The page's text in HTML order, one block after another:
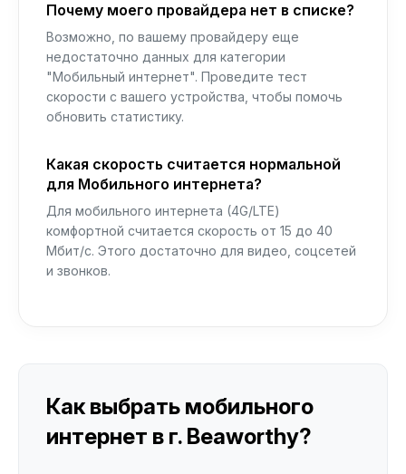
Почему моего провайдера нет в списке?
Возможно, по вашему провайдеру еще
недостаточно данных для категории
"Мобильный интернет". Проведите тест
скорости с вашего устройства, чтобы помочь
обновить статистику.
Какая скорость считается нормальной
для Мобильного интернета?
Для мобильного интернета (4G/LTE)
комфортной считается скорость от 15 до 40
Мбит/с. Этого достаточно для видео, соцсетей
и звонков.
Как выбрать мобильного
интернет в г. Beaworthy?